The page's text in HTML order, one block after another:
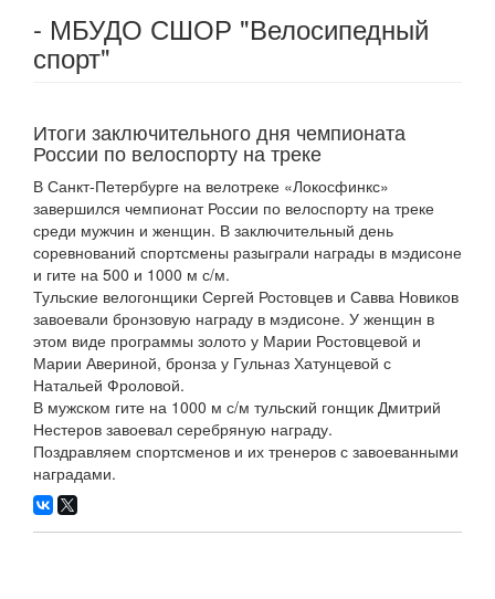
- МБУДО СШОР "Велосипедный
спорт"
Итоги заключительного дня чемпионата
России по велоспорту на треке
В Санкт-Петербурге на велотреке «Локосфинкс»
завершился чемпионат России по велоспорту на треке
среди мужчин и женщин. В заключительный день
соревнований спортсмены разыграли награды в мэдисоне
и гите на 500 и 1000 м с/м.
Тульские велогонщики Сергей Ростовцев и Савва Новиков
завоевали бронзовую награду в мэдисоне. У женщин в
этом виде программы золото у Марии Ростовцевой и
Марии Авериной, бронза у Гульназ Хатунцевой с
Натальей Фроловой.
В мужском гите на 1000 м с/м тульский гонщик Дмитрий
Нестеров завоевал серебряную награду.
Поздравляем спортсменов и их тренеров с завоеванными
наградами.